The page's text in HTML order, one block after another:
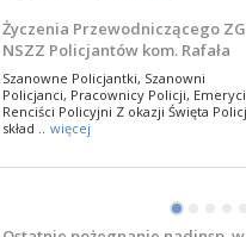
Życzenia Przewodniczącego ZG
NSZZ Policjantów kom. Rafała
Jankowskiego z okazji Święta
Policji 2026
Szanowne Policjantki, Szanowni
Policjanci, Pracownicy Policji,
Renciści Policyjni Z okazji Święta
skład .. więcej
NSZZ Policjantów: Policja nie
W przestrzeni publicznej po raz
pojawiły się wypowiedzi, które
•• • •
NSZZ Policjantów
Na zaproszenie Zarządu Głównego NSZZ
Policjantów w Polsce gościł Rafael
Departamentu Policji w Nowym Jorku, o
.. więcej
PAMIĘTAMY I ODDAJMY HOŁD
SIERŻ. MARKOWI SIENICKIEMU
poświęconą starszemu sierżantowi Mar